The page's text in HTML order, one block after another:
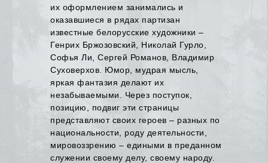
их оформлением занимались и
оказавшиеся в рядах партизан
известные белорусские художники –
Генрих Бржозовский, Николай Гурло,
Софья Ли, Сергей Романов, Владимир
Суховерхов. Юмор, мудрая мысль,
яркая фантазия делают их
незабываемыми. Через поступок,
позицию, подвиг эти страницы
представляют своих героев – разных по
национальности, роду деятельности,
мировоззрению – едиными в преданном
служении своему делу, своему народу.